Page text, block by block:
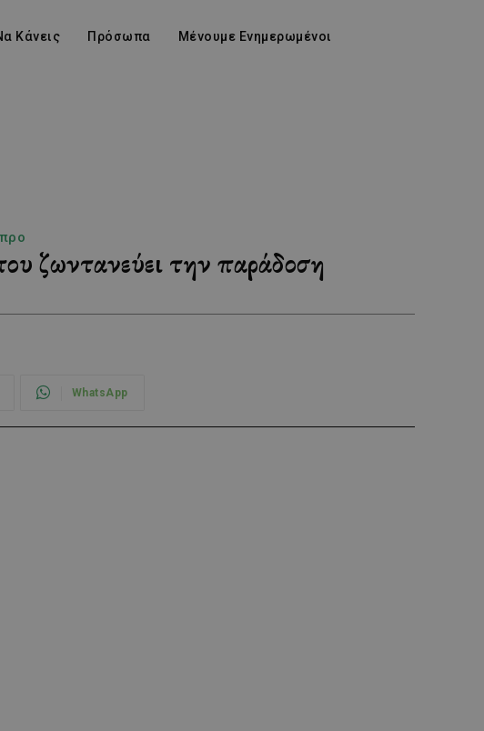
Κάνεις Πρόσωπα Μένουμε Ενημερωμένοι
ζωντανεύει την παράδοση
WhatsApp